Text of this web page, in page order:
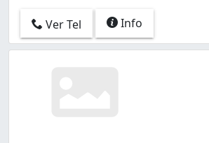
Ver Tel Info